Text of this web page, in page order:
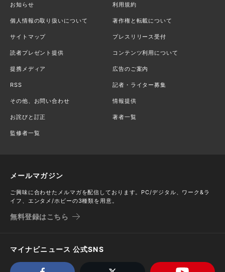
お知らせ 利用規約
個人情報の取り扱いについて 著作権と転載について
サイトマップ プレスリリース受付
読者プレゼント提供 コンテンツ利用について
提携メディア 広告のご案内
RSS 記者・ライター募集
その他、お問い合わせ 情報提供
お詫びと訂正 著者一覧
監修者一覧
メールマガジン
ご興味に合わせたメルマガを配信しております。PC/デジタル、ワーク&ラ
イフ、エンタメ/ホビーの3種類を用意。
無料登録はこちら
マイナビニュース 公式SNS